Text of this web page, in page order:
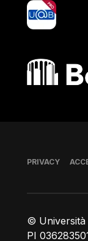
yoU@B
Bocconi shop
© Università
PI
Piè di pagina
PRIVACY